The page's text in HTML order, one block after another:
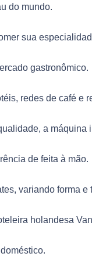
do mundo.
sua
gastronômico.
redes de café e
a máquina
de feita à mão.
variando forma
holandesa